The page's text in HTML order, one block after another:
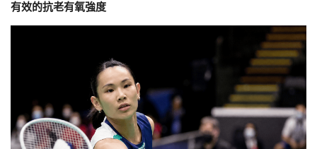
有效的抗老有氧強度